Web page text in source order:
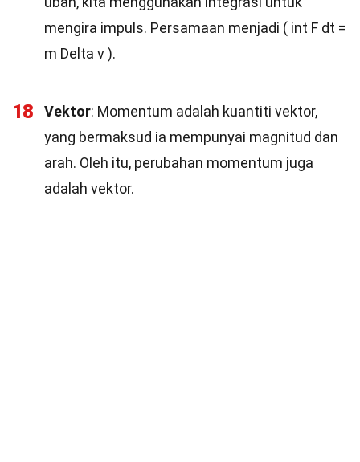
mengira impuls. Persamaan menjadi ( int F dt =
m Delta v ).
18 Vektor: Momentum adalah kuantiti vektor,
yang bermaksud ia mempunyai magnitud dan
arah. Oleh itu, perubahan momentum juga
adalah vektor.